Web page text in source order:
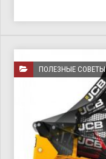
ПОЛЕЗНЫЕ СОВЕТЫ